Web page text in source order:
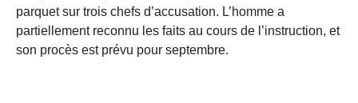
parquet sur trois chefs d’accusation. L’homme a
partiellement reconnu les faits au cours de l’instruction, et
son procès est prévu pour septembre.